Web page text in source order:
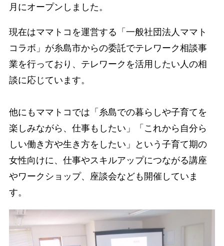
月にオープンしました。
現在はママトコを運営する「一般社団法人ママト
コラボ」が糸島市からの委託でテレワーク相談事
業を行っており、テレワークを活用したい人の相
談に応じています。
他にもママトコでは「糸島での暮らしや子育てを
楽しみながら、仕事もしたい」「これから自分ら
しい働き方や生き方をしたい」という子育て期の
女性向けに、仕事やスキルアップにつながる講座
やワークショップ、座談会なども開催していま
す。